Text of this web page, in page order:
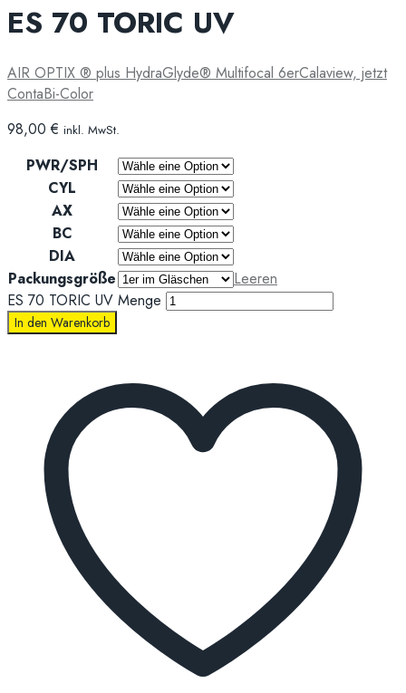
ES 70 TORIC UV
AIR OPTIX ® plus HydraGlyde® Multifocal 6erCalaview, jetzt
ContaBi-Color
98,00€ inkl. MwSt.
PWR/SPH
CYL
AX
BC
DIA
Packungsgröße
Leeren
ES 70 TORIC UV Menge
In den Warenkorb